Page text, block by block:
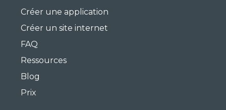
Créer une application
Créer un site internet
FAQ
Ressources
Blog
Prix